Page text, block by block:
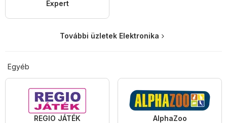
Expert
További üzletek Elektronika
Egyéb
REGIO JÁTÉK AlphaZoo